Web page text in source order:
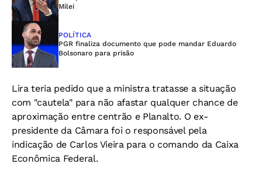
Milei
POLÍTICA
PGR finaliza documento que pode mandar Eduardo
Bolsonaro para prisão
Lira teria pedido que a ministra tratasse a situação
com "cautela" para não afastar qualquer chance de
aproximação entre centrão e Planalto. O ex-
presidente da Câmara foi o responsável pela
indicação de Carlos Vieira para o comando da Caixa
Econômica Federal.